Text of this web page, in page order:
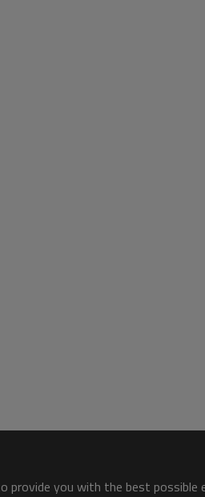
provide you with the best